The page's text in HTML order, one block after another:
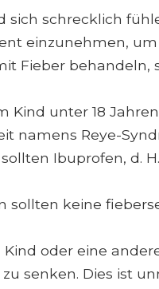
sich schrecklich
einzunehmen,
Fieber
Kind unter 18
namens Reye-
Ibuprofen, d.
sollten keine
oder eine
senken. Dies ist